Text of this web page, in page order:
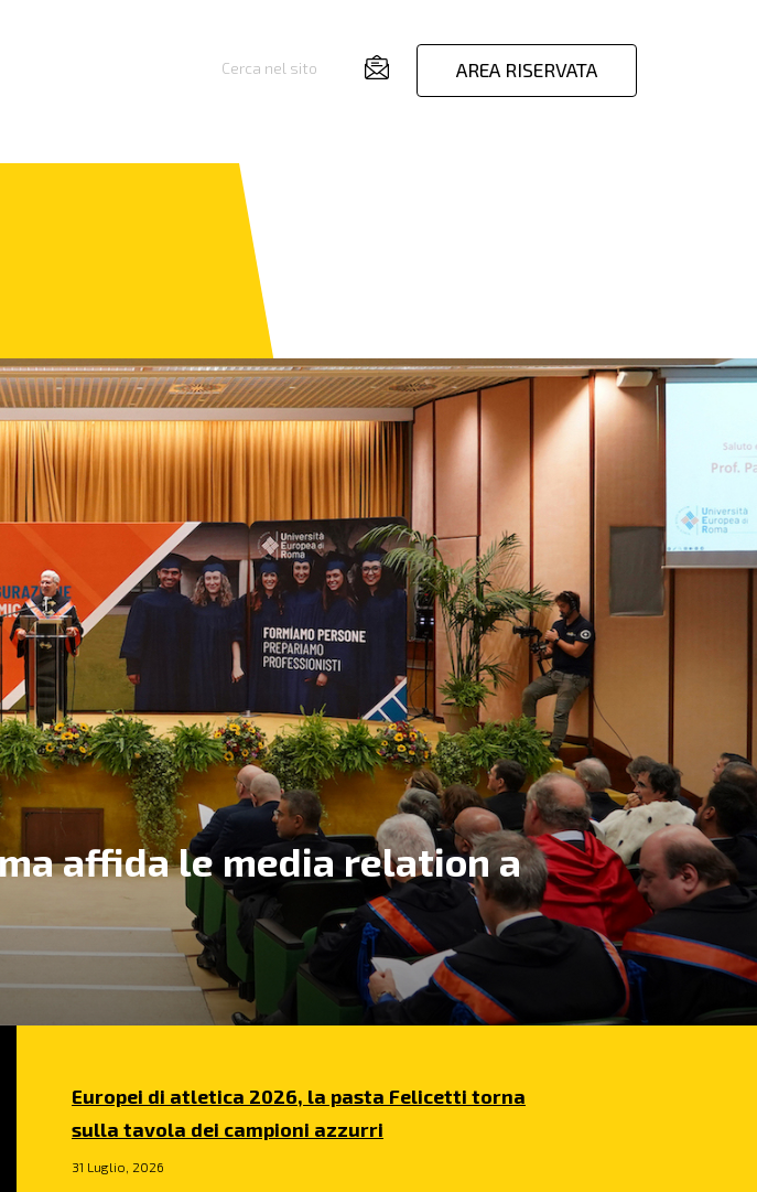
Cerca nel sito AREA RISERVATA
affida le media relation a
Europei di atletica 2026, la pasta Felicetti torna
sulla tavola dei campioni azzurri
31 Luglio, 2026